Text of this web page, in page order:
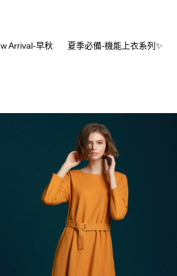
Arrival-早秋 夏季必備-機能上衣系列✨